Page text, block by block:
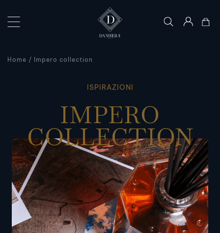
×
COLLEZIONI
IL
MONDO
DANHERA
CONTATTI
Home Impero collection
ISPIRAZIONI
IMPERO
COLLECTION